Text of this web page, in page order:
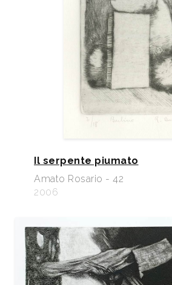
Il serpente piumato
Amato Rosario - 42
2006